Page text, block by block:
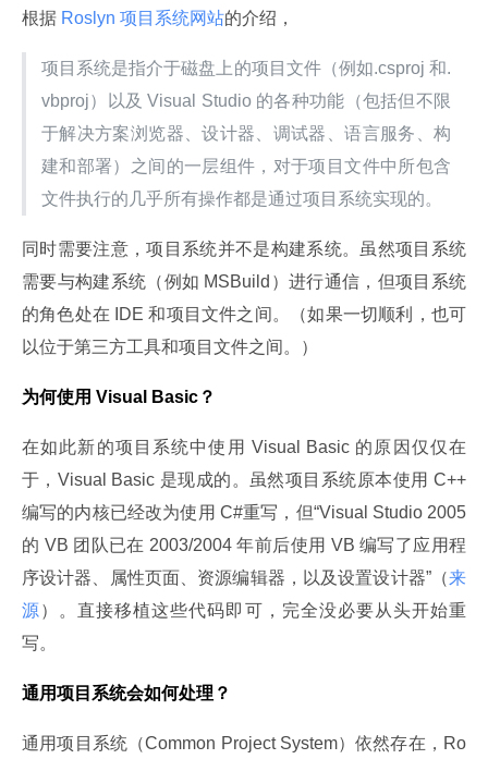
根据 Roslyn 项目系统网站的介绍，
项目系统是指介于磁盘上的项目文件（例如.csproj 和.
vbproj）以及 Visual Studio 的各种功能（包括但不限
于解决方案浏览器、设计器、调试器、语言服务、构
建和部署）之间的一层组件，对于项目文件中所包含
文件执行的几乎所有操作都是通过项目系统实现的。
同时需要注意，项目系统并不是构建系统。虽然项目系统
需要与构建系统（例如 MSBuild）进行通信，但项目系统
的角色处在 IDE 和项目文件之间。（如果一切顺利，也可
以位于第三方工具和项目文件之间。）
为何使用 Visual Basic？
在如此新的项目系统中使用 Visual Basic 的原因仅仅在
于，Visual Basic 是现成的。虽然项目系统原本使用 C++
编写的内核已经改为使用 C#重写，但“Visual Studio 2005
的 VB 团队已在 2003/2004 年前后使用 VB 编写了应用程
序设计器、属性页面、资源编辑器，以及设置设计器”（来
源）。直接移植这些代码即可，完全没必要从头开始重
写。
通用项目系统会如何处理？
通用项目系统（Common Project System）依然存在，Ro